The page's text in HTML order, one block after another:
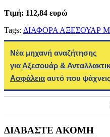
Τιμή: 112,84 ευρώ
Tags: ΔΙΑΦΟΡΑ ΑΞΕΣΟΥΑΡ
Νέα μηχανή αναζήτησης
γιαΑξεσουάρ &
Ασφάλεια αυτό που ψάχνεις
ΔΙΑΒΑΣΤΕ ΑΚΟΜΗ